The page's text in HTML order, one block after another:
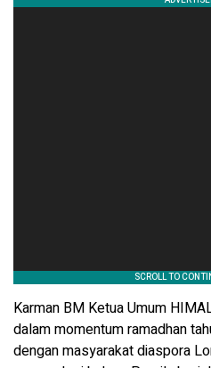
Karman BM Ketua Umum
dalam momentum ramadhan
dengan masyarakat diaspora